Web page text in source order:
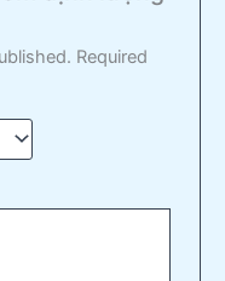
Required